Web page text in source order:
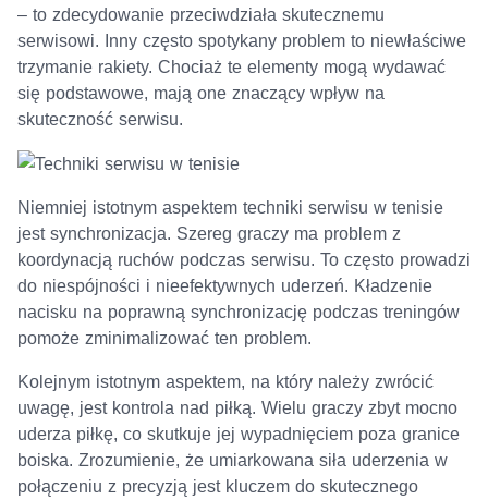
– to zdecydowanie przeciwdziała skutecznemu
serwisowi. Inny często spotykany problem to niewłaściwe
trzymanie rakiety. Chociaż te elementy mogą wydawać
się podstawowe, mają one znaczący wpływ na
skuteczność serwisu.
Niemniej istotnym aspektem techniki serwisu w tenisie
jest synchronizacja. Szereg graczy ma problem z
koordynacją ruchów podczas serwisu. To często prowadzi
do niespójności i nieefektywnych uderzeń. Kładzenie
nacisku na poprawną synchronizację podczas treningów
pomoże zminimalizować ten problem.
Kolejnym istotnym aspektem, na który należy zwrócić
uwagę, jest kontrola nad piłką. Wielu graczy zbyt mocno
uderza piłkę, co skutkuje jej wypadnięciem poza granice
boiska. Zrozumienie, że umiarkowana siła uderzenia w
połączeniu z precyzją jest kluczem do skutecznego